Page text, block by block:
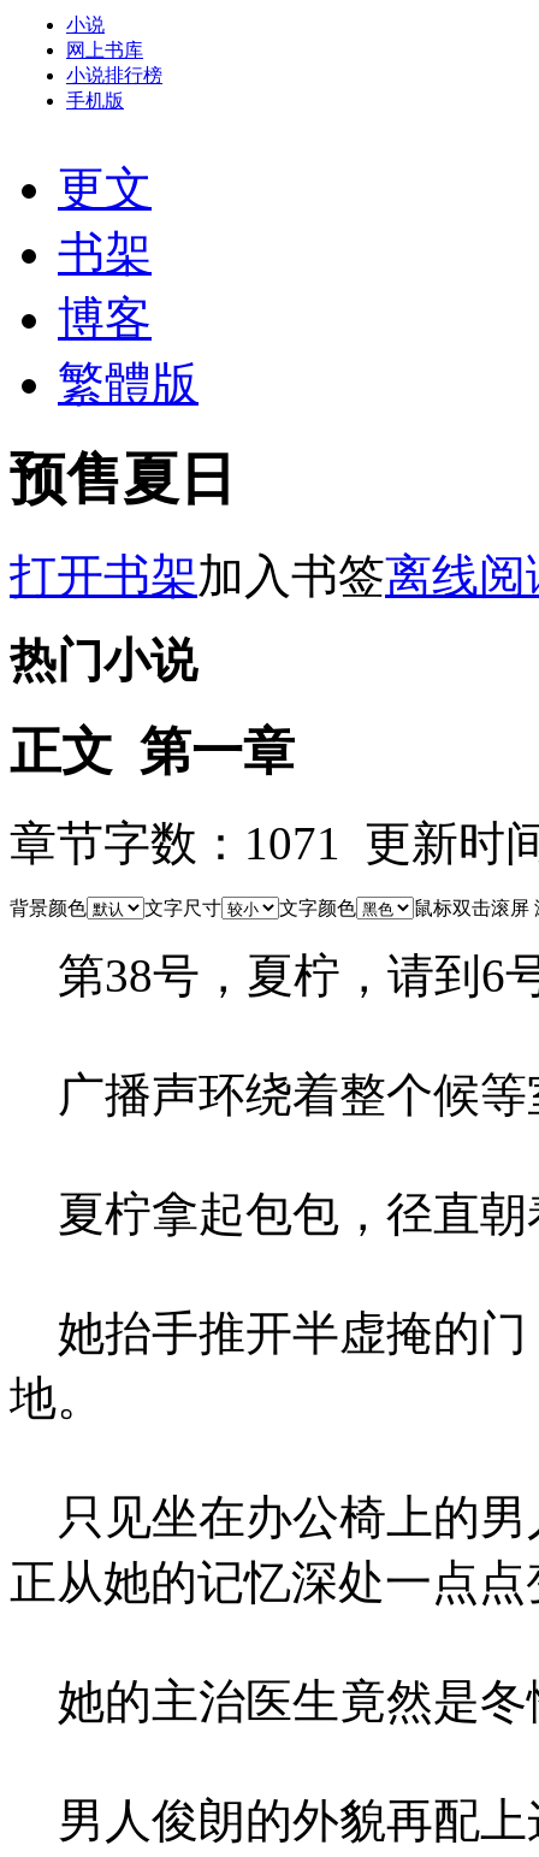
小说
网上书库
小说排行榜
手机版
更文
书架
博客
繁體版
预售夏日
打开书架加入书签离线阅
热门小说
正文 第一章
章节字数：1071 更新时
背景颜色 文字尺寸 文字颜色 鼠标双击滚屏
第38号，夏柠，请到6
广播声环绕着整个候等
夏柠拿起包包，径直朝
她抬手推开半虚掩的门
地。
只见坐在办公椅上的男
正从她的记忆深处一点
她的主治医生竟然是冬
男人俊朗的外貌再配上